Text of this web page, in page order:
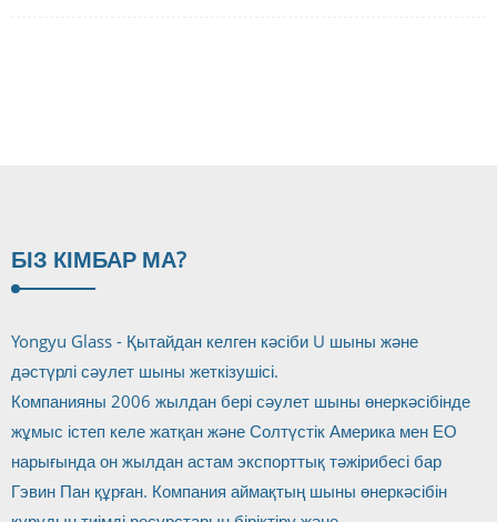
БІЗ КІМБАР МА?
Yongyu Glass - Қытайдан келген кәсіби U шыны және
дәстүрлі сәулет шыны жеткізушісі.
Компанияны 2006 жылдан бері сәулет шыны өнеркәсібінде
жұмыс істеп келе жатқан және Солтүстік Америка мен ЕО
нарығында он жылдан астам экспорттық тәжірибесі бар
Гэвин Пан құрған. Компания аймақтың шыны өнеркәсібін